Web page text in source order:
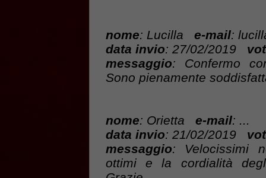
nome: Lucilla e-mail:
data invio: 27/02/2019
messaggio: Confermo
Sono pienamente
nome: Orietta e-mail: ...
data invio: 21/02/2019
messaggio: Velocissimi
ottimi e la cordialità